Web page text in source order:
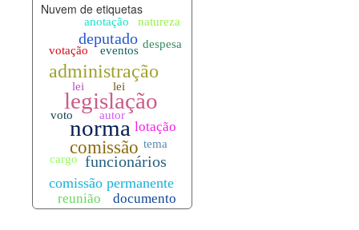
legislacao_norma_anotacoes.xml
Nuvem de etiquetas